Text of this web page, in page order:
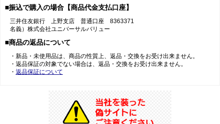
■振込で購入の場合【商品代金支払口座】
三井住友銀行 上野支店 普通口座 8363371
名義）株式会社ユニバーサルバリュー
■商品の返品について
・新品・未使用品は、商品の性質上、返品・交換をお受け出来ません。
・返品保証の対象でない場合は、返品・交換をお受け出来ません。
・ 返品保証について